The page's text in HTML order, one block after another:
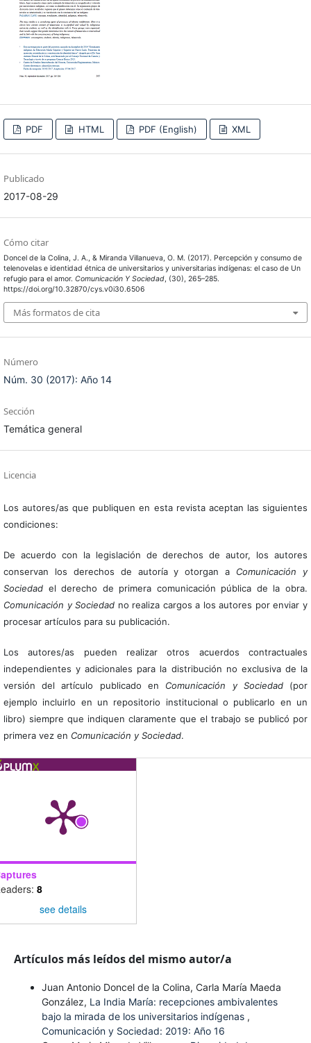
PDF HTML PDF (English) XML
Publicado
2017-08-29
Cómo citar
Doncel de la Colina, J. A., & Miranda Villanueva, O. M. (2017). Percepción y consumo de
telenovelas e identidad étnica de universitarios y universitarias indígenas: el caso de Un
refugio para el amor. Comunicación Y Sociedad, (30), 265–285.
https://doi.org/10.32870/cys.v0i30.6506
Más formatos de cita
Número
Núm. 30 (2017): Año 14
Sección
Temática general
Licencia
Los autores/as que publiquen en esta revista aceptan las siguientes
condiciones:
De acuerdo con la legislación de derechos de autor, los autores
conservan los derechos de autoría y otorgan a Comunicación y
Sociedadel derecho de primera comunicación pública de la obra.
Comunicación y Sociedad no realiza cargos a los autores por enviar y
procesar artículos para su publicación.
Los autores/as pueden realizar otros acuerdos contractuales
independientes y adicionales para la distribución no exclusiva de la
versión del artículo publicado en Comunicación y Sociedad(por
ejemplo incluirlo en un repositorio institucional o publicarlo en un
libro) siempre que indiquen claramente que el trabajo se publicó por
primera vez en Comunicación y Sociedad.
8
see details
Artículos más leídos del mismo autor/a
Juan Antonio Doncel de la Colina, Carla María Maeda
González, La India María: recepciones ambivalentes
bajo la mirada de los universitarios indígenas ,
Comunicación y Sociedad: 2019: Año 16